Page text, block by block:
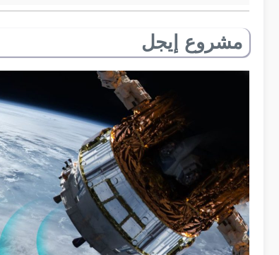
مشروع إيجل